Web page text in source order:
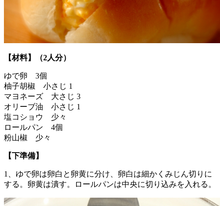
【材料】（2人分）
ゆで卵 3個
柚子胡椒 小さじ 1
マヨネーズ 大さじ 3
オリーブ油 小さじ 1
塩コショウ 少々
ロールパン 4個
粉山椒 少々
【下準備】
1、ゆで卵は卵白と卵黄に分け、卵白は細かくみじん切りに
する。卵黄は潰す。ロールパンは中央に切り込みを入れる。